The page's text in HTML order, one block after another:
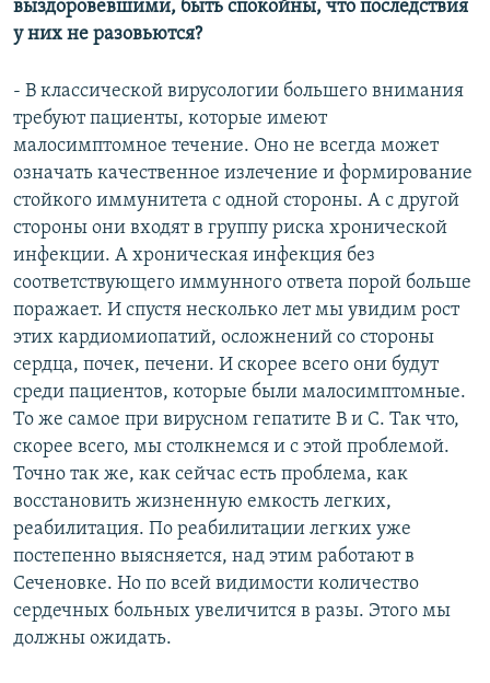
выздоровевшими, быть спокойны, что последствия
у них не разовьются?
- В классической вирусологии большего внимания
требуют пациенты, которые имеют
малосимптомное течение. Оно не всегда может
означать качественное излечение и формирование
стойкого иммунитета с одной стороны. А с другой
стороны они входят в группу риска хронической
инфекции. А хроническая инфекция без
соответствующего иммунного ответа порой больше
поражает. И спустя несколько лет мы увидим рост
этих кардиомиопатий, осложнений со стороны
сердца, почек, печени. И скорее всего они будут
среди пациентов, которые были малосимптомные.
То же самое при вирусном гепатите B и С. Так что,
скорее всего, мы столкнемся и с этой проблемой.
Точно так же, как сейчас есть проблема, как
восстановить жизненную емкость легких,
реабилитация. По реабилитации легких уже
постепенно выясняется, над этим работают в
Сеченовке. Но по всей видимости количество
сердечных больных увеличится в разы. Этого мы
должны ожидать.